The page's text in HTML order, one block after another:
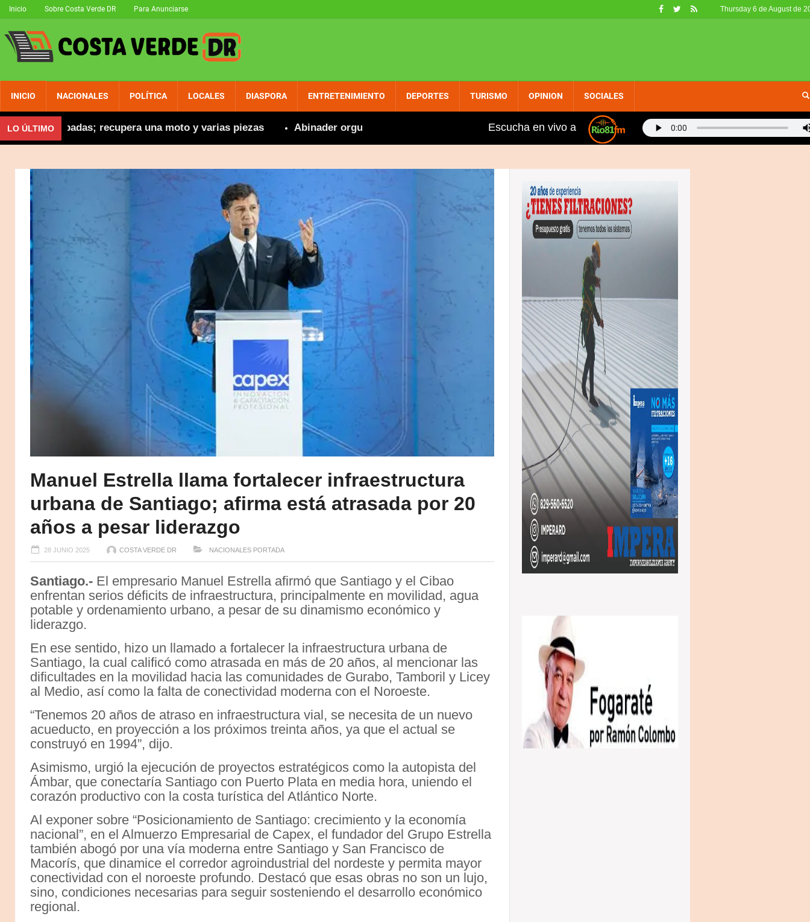
Thursday 6 de August de
Inicio Sobre Costa Verde DR Para Anunciarse
INICIO NACIONALES POLÍTICA LOCALES DIASPORA ENTRETENIMIENTO DEPORTES TURISMO OPINION SOCIALES
LO ÚLTIMO
robadas; recupera una moto y varias piezas Abinader orgulloso felicita a Marileidy por nuevo récord en 400 metros planos: "Hablé con Kelvin para agilizar tu
Escucha en vivo a
Manuel Estrella llama fortalecer infraestructura
urbana de Santiago; afirma está atrasada por 20
años a pesar liderazgo
28 JUNIO 2025 COSTA VERDE DR NACIONALES PORTADA
Santiago.- El empresario Manuel Estrella afirmó que Santiago y el Cibao
enfrentan serios déficits de infraestructura, principalmente en movilidad, agua
potable y ordenamiento urbano, a pesar de su dinamismo económico y
liderazgo.
En ese sentido, hizo un llamado a fortalecer la infraestructura urbana de
Santiago, la cual calificó como atrasada en más de 20 años, al mencionar las
dificultades en la movilidad hacia las comunidades de Gurabo, Tamboril y Licey
al Medio, así como la falta de conectividad moderna con el Noroeste.
“Tenemos 20 años de atraso en infraestructura vial, se necesita de un nuevo
acueducto, en proyección a los próximos treinta años, ya que el actual se
construyó en 1994”, dijo.
Asimismo, urgió la ejecución de proyectos estratégicos como la autopista del
Ámbar, que conectaría Santiago con Puerto Plata en media hora, uniendo el
corazón productivo con la costa turística del Atlántico Norte.
Al exponer sobre “Posicionamiento de Santiago: crecimiento y la economía
nacional”, en el Almuerzo Empresarial de Capex, el fundador del Grupo Estrella
también abogó por una vía moderna entre Santiago y San Francisco de
Macorís, que dinamice el corredor agroindustrial del nordeste y permita mayor
conectividad con el noroeste profundo. Destacó que esas obras no son un lujo,
sino, condiciones necesarias para seguir sosteniendo el desarrollo económico
regional.